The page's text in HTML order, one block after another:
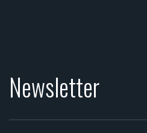
Newsletter